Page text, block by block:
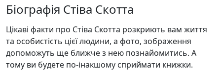
Біографія Стіва Скотта
Цікаві факти про Стіва Скотта розкриють вам життя
та особистість цієї людини, а фото, зображення
допоможуть ще ближче з нею познайомитись. А
тому ви будете по-інакшому сприймати книжки.